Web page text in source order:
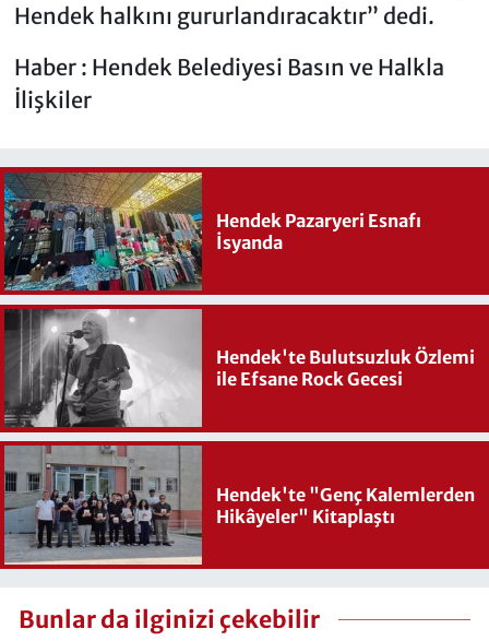
Hendek halkını gururlandıracaktır” dedi.
Haber : Hendek Belediyesi Basın ve Halkla
İlişkiler
Hendek Pazaryeri Esnafı
İsyanda
Hendek'te Bulutsuzluk Özlemi
ile Efsane Rock Gecesi
Hendek'te "Genç Kalemlerden
Hikâyeler" Kitaplaştı
Bunlar da ilginizi çekebilir